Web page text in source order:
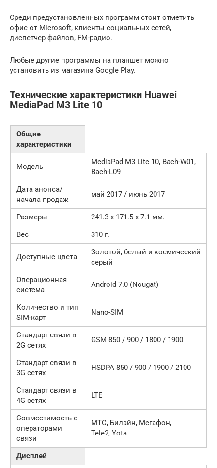
Среди предустановленных программ стоит отметить
офис от Microsoft, клиенты социальных сетей,
диспетчер файлов, FM-радио.
Любые другие программы на планшет можно
установить из магазина Google Play.
Технические характеристики Huawei
MediaPad M3 Lite 10
Общие
характеристики
Модель
MediaPad M3 Lite 10, Bach-W01,
Bach-L09
Дата анонса/
начала продаж
май 2017 / июнь 2017
Размеры
241.3 x 171.5 x 7.1 мм.
Вес
310 г.
Доступные цвета
Золотой, белый и космический
серый
Операционная
система
Android 7.0 (Nougat)
Количество и тип
SIM-карт
Nano-SIM
Стандарт связи в
2G сетях
GSM 850 / 900 / 1800 / 1900
Стандарт связи в
3G сетях
HSDPA 850 / 900 / 1900 / 2100
Стандарт связи в
4G сетях
LTE
Совместимость с
операторами
связи
МТС, Билайн, Мегафон,
Tele2, Yota
Дисплей